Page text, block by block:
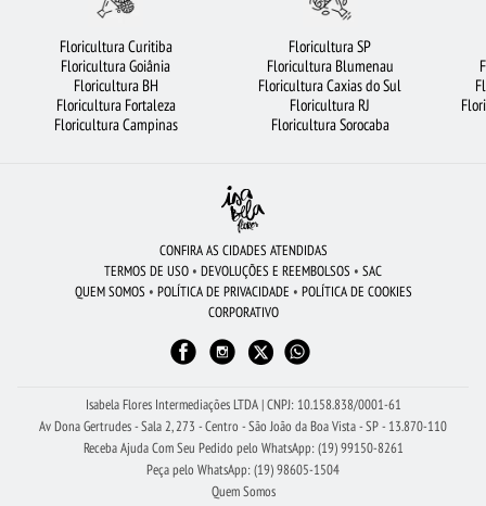
FLORICULTURA JOÃO PESSOA COROA DE FLORES MAIS BUSCADOS
FLORICULTURA GOIÂNIA FLORICULTURA CAMPINAS
FLORICULTURA SÃO JOSÉ DOS CAMPOS
FLORICULTURA RIBEIRÃO PRETO
CIDADES MAIS PROCURADAS FLORICULTURA JUNDIAÍ
FLORICULTURA FORTALEZA
VIOLETA FLORICULTURA UBERLÂNDIA
Floricultura Curitiba
Floricultura Goiânia
Floricultura BH
Floricultura Fortaleza
Floricultura Campinas
Floricultura SP
Floricultura Blumenau
Floricultura Caxias do Sul
Floricultura RJ
Floricultura Sorocaba
CONFIRA AS CIDADES ATENDIDAS
TERMOS DE USO • DEVOLUÇÕES E REEMBOLSOS • SAC
QUEM SOMOS • POLÍTICA DE PRIVACIDADE • POLÍTICA DE COOKIES
CORPORATIVO
Isabela Flores Intermediações LTDA | CNPJ: 10.158.838/0001-61
Av Dona Gertrudes - Sala 2, 273 - Centro - São João da Boa Vista - SP - 13.870-110
Receba Ajuda Com Seu Pedido pelo WhatsApp: (19) 99150-8261
Peça pelo WhatsApp: (19) 98605-1504
Quem Somos